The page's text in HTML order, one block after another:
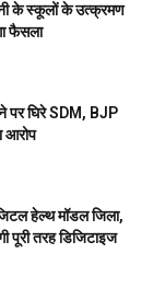
के स्कूलों के उत्क्रमण
फैसला
पर घिरे SDM, BJP
आरोप
हेल्थ मॉडल जिला,
पूरी तरह डिजिटाइज